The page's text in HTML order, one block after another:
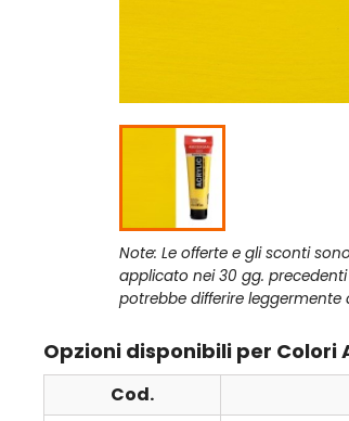
Note: Le offerte e gli sconti
applicato nei 30 gg.
potrebbe differire
Opzioni disponibili per Colori
Cod.